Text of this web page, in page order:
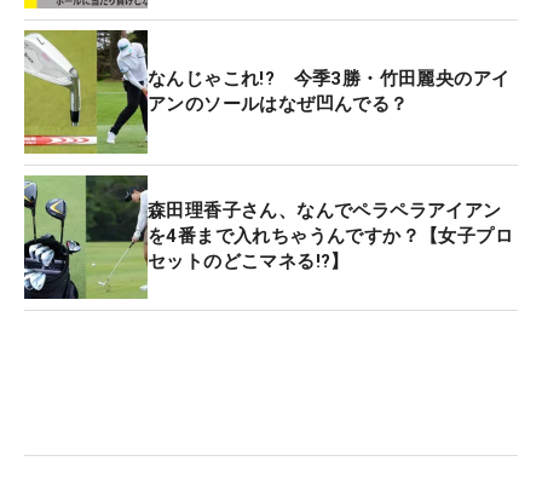
なんじゃこれ!? 今季3勝・竹田麗央のアイ
アンのソールはなぜ凹んでる？
森田理香子さん、なんでペラペラアイアン
を4番まで入れちゃうんですか？【女子プロ
セットのどこマネる!?】